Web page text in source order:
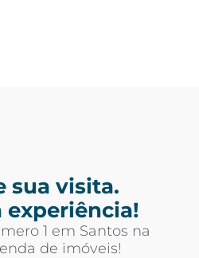
sua visita.
experiência!
1 em Santos na
de imóveis!